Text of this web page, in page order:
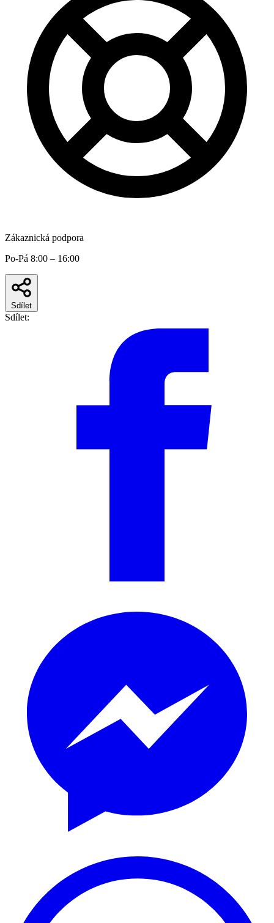
Zákaznická podpora
Po-Pá 8:00 – 16:00
Sdílet
Sdílet: